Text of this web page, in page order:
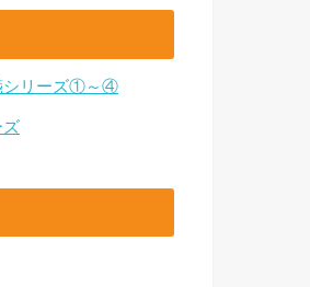
シリーズ①～④
ズ